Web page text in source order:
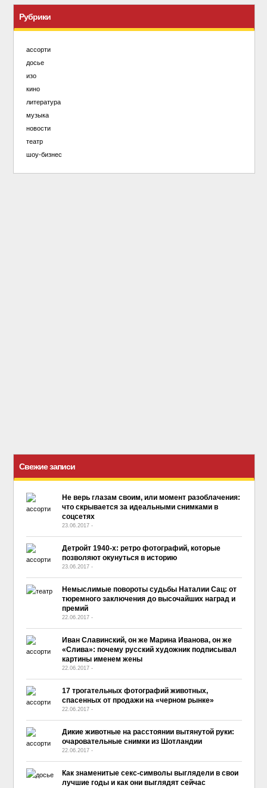
Рубрики
ассорти
досье
изо
кино
литература
музыка
новости
театр
шоу-бизнес
Свежие записи
Не верь глазам своим, или момент разоблачения:
что скрывается за идеальными снимками в
соцсетях
23.06.2017 -
Детройт 1940-х: ретро фотографий, которые
позволяют окунуться в историю
23.06.2017 -
Немыслимые повороты судьбы Наталии Сац: от
тюремного заключения до высочайших наград и
премий
22.06.2017 -
Иван Славинский, он же Марина Иванова, он же
«Слива»: почему русский художник подписывал
картины именем жены
22.06.2017 -
17 трогательных фотографий животных,
спасенных от продажи на «черном рынке»
22.06.2017 -
Дикие животные на расстоянии вытянутой руки:
очаровательные снимки из Шотландии
22.06.2017 -
Как знаменитые секс-символы выглядели в свои
лучшие годы и как они выглядят сейчас